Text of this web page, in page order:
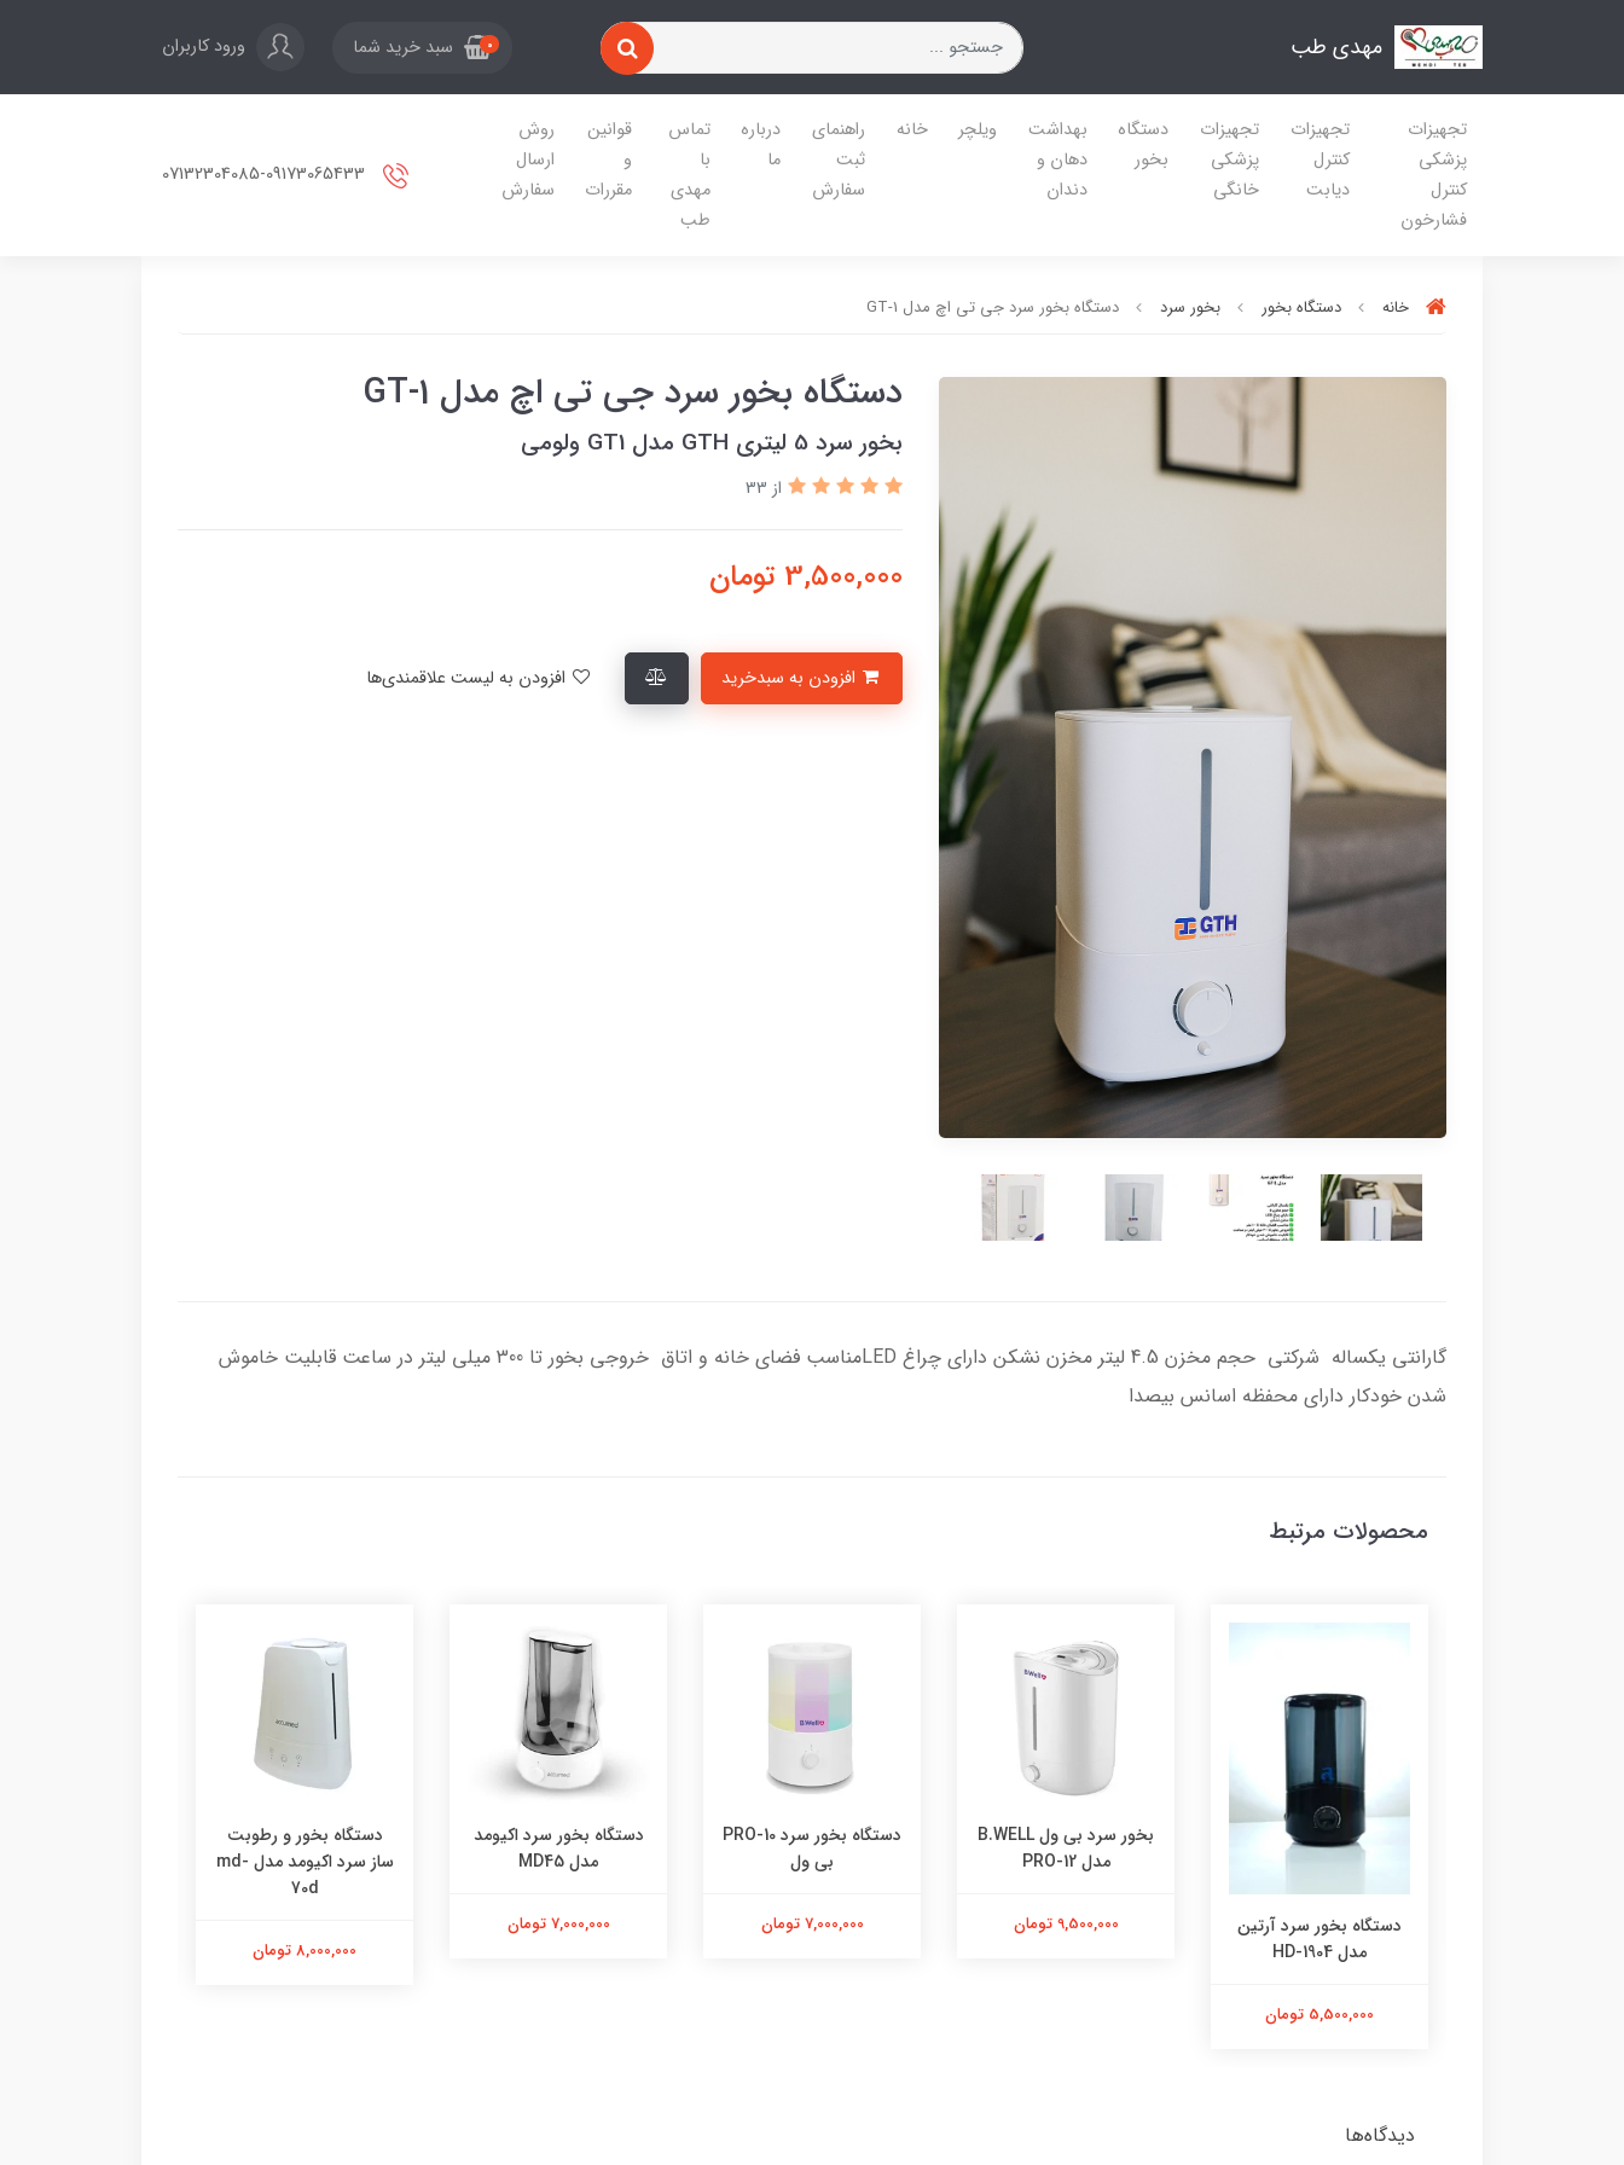
مهدی طب 0 سبد خرید شما ورود کاربران
تجهیزات
پزشکی
کنترل
فشارخون
تجهیزات
کنترل
دیابت
تجهیزات
پزشکی
خانگی
دستگاه
بخور
بهداشت
دهان و
دندان
ویلچر خانه
راهنمای
ثبت
سفارش
درباره
ما
تماس
با
مهدی
طب
قوانین
و
مقررات
روش
ارسال
سفارش
خانه دستگاه بخور بخور سرد دستگاه بخور سرد جی تی اچ مدل GT-1
دستگاه بخور سرد جی تی اچ مدل GT-1
بخور سرد 5 لیتری GTH مدل GT1 ولومی
از 33
3,500,000 تومان
گارانتی یکساله شرکتی حجم مخزن 4.5 لیتر مخزن نشکن دارای چراغ LEDمناسب فضای خانه و اتاق خروجی بخور تا 300 میلی لیتر در ساعت قابلیت خاموش
شدن خودکار دارای محفظه اسانس بیصدا
محصولات مرتبط
بخور سرد بی ول B.WELL
9,500,000 تومان
دستگاه بخور سرد PRO-10
بی ول
7,000,000 تومان
دستگاه بخور سرد اکیومد
مدل MD45
7,000,000 تومان
دستگاه بخور و رطوبت
دستگاه بخور و رطوبت
ساز سرد اکیومد مدل
MD80
9,500,000 تومان
دیدگاه‌ها